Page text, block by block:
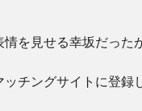
を見せる幸坂だった
チングサイトに登録